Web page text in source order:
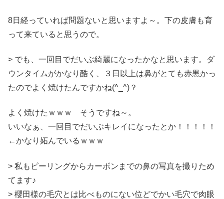
8日経っていれば問題ないと思いますよ～。下の皮膚も育
って来ていると思うので。
> でも、一回目でだいぶ綺麗になったかなと思います。ダ
ウンタイムがかなり酷く、３日以上は鼻がとても赤黒かっ
たのでよく焼けたんですかね(^_^)？
よく焼けたｗｗｗ そうですね～。
いいなぁ、一回目でだいぶキレイになったとか！！！！！
←かなり妬んでいるｗｗｗ
> 私もピーリングからカーボンまでの鼻の写真を撮りため
てます♪
> 櫻田様の毛穴とは比べものにない位どでかい毛穴で肉眼